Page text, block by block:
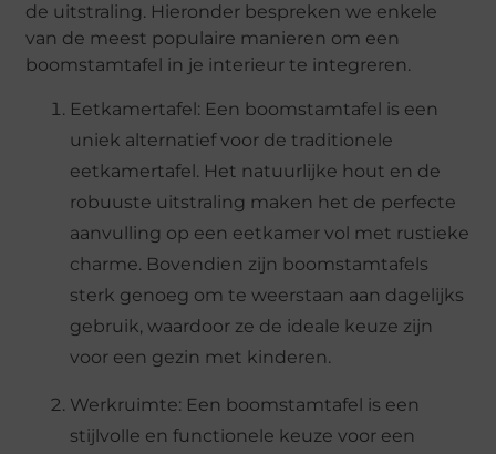
de uitstraling. Hieronder bespreken we enkele
van de meest populaire manieren om een
boomstamtafel in je interieur te integreren.
Eetkamertafel: Een boomstamtafel is een
uniek alternatief voor de traditionele
eetkamertafel. Het natuurlijke hout en de
robuuste uitstraling maken het de perfecte
aanvulling op een eetkamer vol met rustieke
charme. Bovendien zijn boomstamtafels
sterk genoeg om te weerstaan aan dagelijks
gebruik, waardoor ze de ideale keuze zijn
voor een gezin met kinderen.
Werkruimte: Een boomstamtafel is een
stijlvolle en functionele keuze voor een